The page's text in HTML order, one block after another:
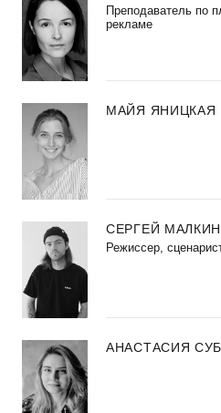
Преподаватель по
рекламе
МАЙЯ ЯНИЦКАЯ
СЕРГЕЙ МАЛКИН
Режиссер,
АНАСТАСИЯ